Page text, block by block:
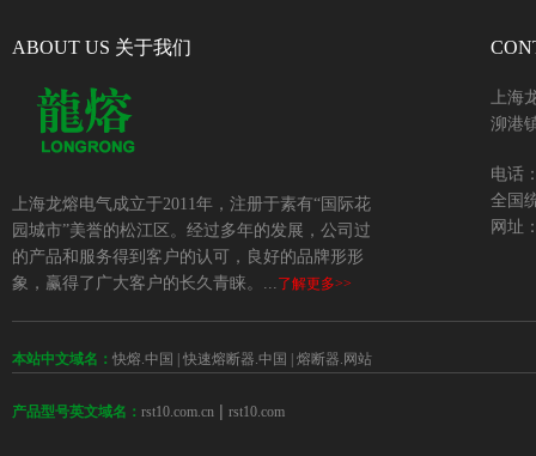
ABOUT US 关于我们
上海龙熔电气成立于2011年，注册于素有“国际花
园城市”美誉的松江区。经过多年的发展，公司过
的产品和服务得到客户的认可，良好的品牌形形
象，赢得了广大客户的长久青睐。...
了解更多>>
上海
泖港
电话
全国
网址
本站中文域名： 快熔.中国 | 快速熔断器.中国 | 熔断器.网站
产品型号英文域名： rst10.com.cn | rst10.com